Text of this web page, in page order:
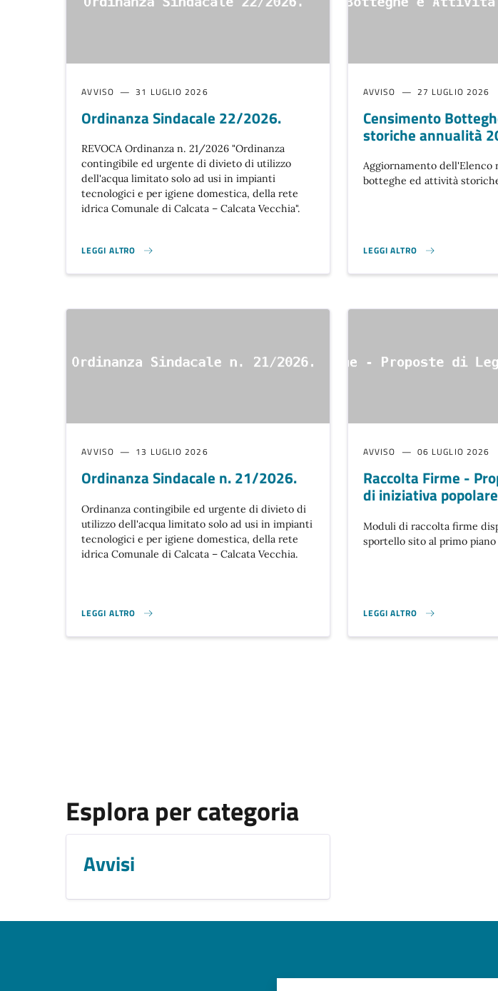
AVVISO 31 LUGLIO 2026
Ordinanza Sindacale 22/2026.
REVOCA Ordinanza n. 21/2026 "Ordinanza
contingibile ed urgente di divieto di utilizzo
dell'acqua limitato solo ad usi in impianti
tecnologici e per igiene domestica, della rete
idrica Comunale di Calcata – Calcata Vecchia".
LEGGI ALTRO
ORDINANZA SINDACALE 22/2026. }
AVVISO 27 LUGLIO 2026
Censimento
storiche annualità
Aggiornamento dell'Elenco
botteghe ed attività
LEGGI ALTRO
CENSIMENTO BOTTEGHE E
AVVISO 13 LUGLIO 2026
Ordinanza Sindacale n. 21/2026.
Ordinanza contingibile ed urgente di divieto di
utilizzo dell'acqua limitato solo ad usi in impianti
tecnologici e per igiene domestica, della rete
idrica Comunale di Calcata – Calcata Vecchia.
LEGGI ALTRO
ORDINANZA SINDACALE N. 21/2026. }
AVVISO 06 LUGLIO 2026
Raccolta Firme -
di iniziativa
Moduli di raccolta firme
sportello sito al primo piano
LEGGI ALTRO
RACCOLTA FIRME -
Esplora per categoria
Avvisi